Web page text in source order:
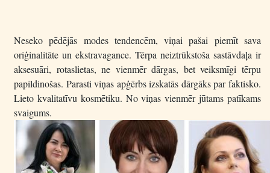
Neseko pēdējās modes tendencēm, viņai pašai piemīt sava
oriģinalitāte un ekstravagance. Tērpa neiztrūkstoša sastāvdaļa ir
aksesuāri, rotaslietas, ne vienmēr dārgas, bet veiksmīgi tērpu
papildinošas. Parasti viņas apģērbs izskatās dārgāks par faktisko.
Lieto kvalitatīvu kosmētiku. No viņas vienmēr jūtams patīkams
svaigums.